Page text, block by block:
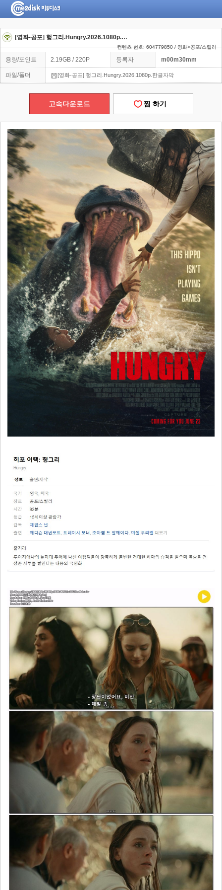
[영화-공포] 헝그리.Hungry.2026.1080p.한글자막
컨텐츠 번호: 604779850 / 영화>공포/스릴러
용량/포인트 2.19GB / 220P 등록자 m00m30mm
파일/폴더 [영화-공포] 헝그리.Hungry.2026.1080p.한글자막
고속다운로드 찜 하기